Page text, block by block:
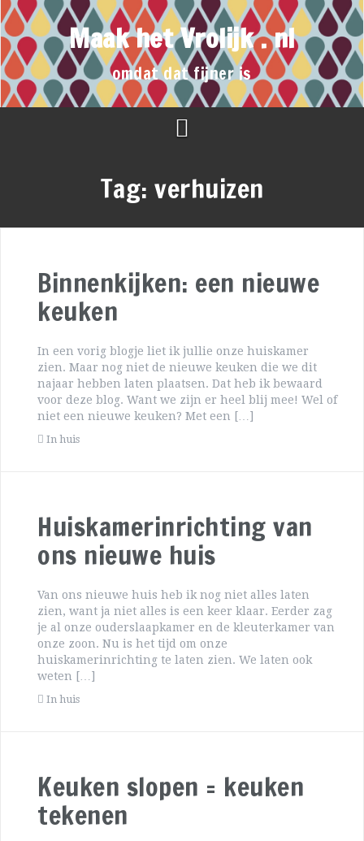
Maak het Vrolijk . nl
omdat dat fijner is
Tag: verhuizen
Binnenkijken: een nieuwe
keuken
In een vorig blogje liet ik jullie onze huiskamer
zien. Maar nog niet de nieuwe keuken die we dit
najaar hebben laten plaatsen. Dat heb ik bewaard
voor deze blog. Want we zijn er heel blij mee! Wel of
niet een nieuwe keuken? Met een […]
In huis
Huiskamerinrichting van
ons nieuwe huis
Van ons nieuwe huis heb ik nog niet alles laten
zien, want ja niet alles is een keer klaar. Eerder zag
je al onze ouderslaapkamer en de kleuterkamer van
onze zoon. Nu is het tijd om onze
huiskamerinrichting te laten zien. We laten ook
weten […]
In huis
Keuken slopen = keuken
tekenen